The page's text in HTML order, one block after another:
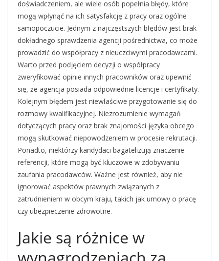
doświadczeniem, ale wiele osób popełnia błędy, które
mogą wpłynąć na ich satysfakcję z pracy oraz ogólne
samopoczucie. Jednym z najczęstszych błędów jest brak
dokładnego sprawdzenia agencji pośrednictwa, co może
prowadzić do współpracy z nieuczciwymi pracodawcami.
Warto przed podjęciem decyzji o współpracy
zweryfikować opinie innych pracowników oraz upewnić
się, że agencja posiada odpowiednie licencje i certyfikaty.
Kolejnym błędem jest niewłaściwe przygotowanie się do
rozmowy kwalifikacyjnej. Niezrozumienie wymagań
dotyczących pracy oraz brak znajomości języka obcego
mogą skutkować niepowodzeniem w procesie rekrutacji.
Ponadto, niektórzy kandydaci bagatelizują znaczenie
referencji, które mogą być kluczowe w zdobywaniu
zaufania pracodawców. Ważne jest również, aby nie
ignorować aspektów prawnych związanych z
zatrudnieniem w obcym kraju, takich jak umowy o pracę
czy ubezpieczenie zdrowotne.
Jakie są różnice w